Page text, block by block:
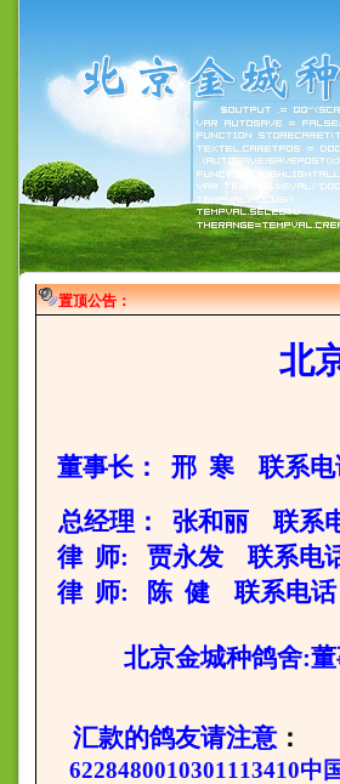
置顶公告：
北
董事长： 邢 寒 联系电
总经理： 张和丽 联系
律 师: 贾永发 联系电话
律 师: 陈 健 联系电话
北京金城种鸽舍:董
汇款的鸽友请注意 ：
6228480010301113410中